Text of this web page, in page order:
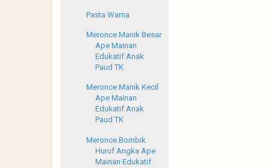
Pasta Warna
Meronce Manik Besar
Ape Mainan
Edukatif Anak
Paud TK
Meronce Manik Kecil
Ape Mainan
Edukatif Anak
Paud TK
Meronce Bombik
Huruf Angka Ape
Mainan Edukatif